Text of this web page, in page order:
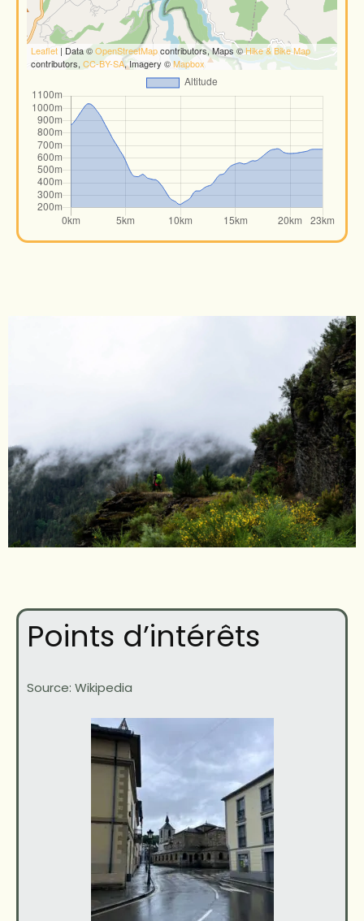
Leaflet | Data ©OpenStreetMapcontributors, Maps ©Hike & Bike Map
contributors, CC-BY-SA, Imagery ©Mapbox
Points d’intérêts
Source: Wikipedia